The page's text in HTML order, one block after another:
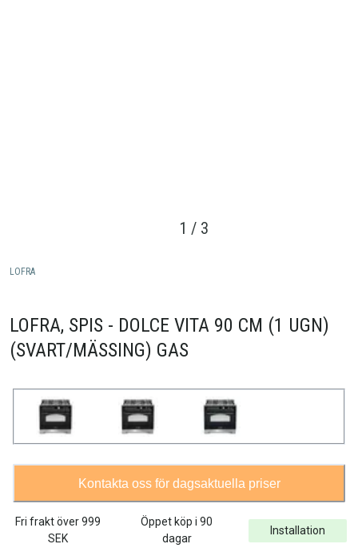
1 / 3
LOFRA
LOFRA, SPIS - DOLCE VITA 90 CM (1 UGN)
(SVART/MÄSSING) GAS
Kontakta oss för dagsaktuella priser
Fri frakt över999
SEK
Öppet köp i 90
dagar
Installation